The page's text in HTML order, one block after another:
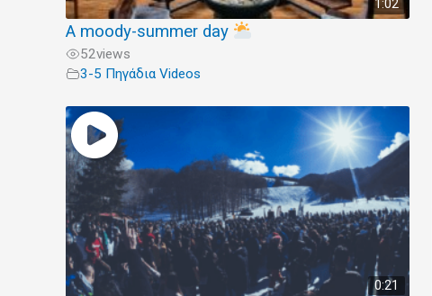
1:02
A moody-summer day
52views
3-5 Πηγάδια Videos
0:21